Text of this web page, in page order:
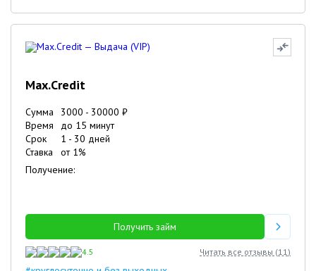
Max.Credit
Сумма 3000 - 30000 ₽
Время
до 15 минут
Срок
1 - 30 дней
Ставка
от 1%
Получение:
Получить займ
4.5 Читать все отзывы (11)